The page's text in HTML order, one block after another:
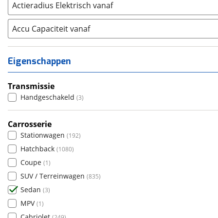
Volvo (139 )
Alle merken
Abarth (0)
Aiways
Alfa Romeo
Alpina (
Alpine (0)
Aston Martin (1)
Audi (378
Austin (2)
Auto Union (0)
Benimar
Bentley (8)
BMW (1750
Bold (
Mini (0)
One (0)
Paceman (0)
Roadster (0)
Actieradius Elektrisch vanaf
Accu Capaciteit vanaf
Eigenschappen
Transmissie
Handgeschakeld (3)
Carrosserie
Stationwagen (192)
Hatchback (1080)
Coupe (1)
SUV / Terreinwagen (835)
Sedan (3)
MPV (1)